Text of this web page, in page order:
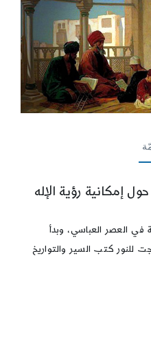
حول إمكانية رؤية الإله
في العصر العباسي، وبدأ
للنور كتب السير والتواريخ